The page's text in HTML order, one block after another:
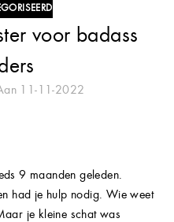
voor badass
11-11-2022
9 maanden geleden.
had je hulp nodig. Wie weet
je kleine schat was